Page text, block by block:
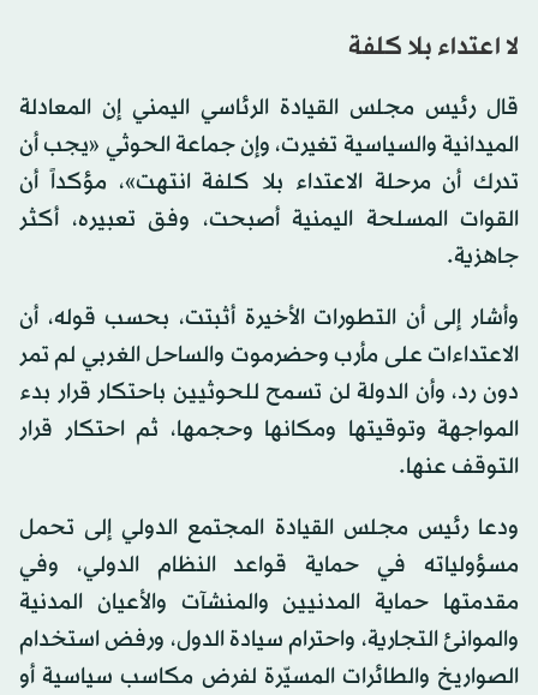
لا اعتداء بلا كلفة
قال رئيس مجلس القيادة الرئاسي اليمني إن المعادلة
الميدانية والسياسية تغيرت، وإن جماعة الحوثي «يجب أن
تدرك أن مرحلة الاعتداء بلا كلفة انتهت»، مؤكداً أن
القوات المسلحة اليمنية أصبحت، وفق تعبيره، أكثر
جاهزية.
وأشار إلى أن التطورات الأخيرة أثبتت، بحسب قوله، أن
الاعتداءات على مأرب وحضرموت والساحل الغربي لم تمر
دون رد، وأن الدولة لن تسمح للحوثيين باحتكار قرار بدء
المواجهة وتوقيتها ومكانها وحجمها، ثم احتكار قرار
التوقف عنها.
ودعا رئيس مجلس القيادة المجتمع الدولي إلى تحمل
مسؤولياته في حماية قواعد النظام الدولي، وفي
مقدمتها حماية المدنيين والمنشآت والأعيان المدنية
والموانئ التجارية، واحترام سيادة الدول، ورفض استخدام
الصواريخ والطائرات المسيّرة لفرض مكاسب سياسية أو